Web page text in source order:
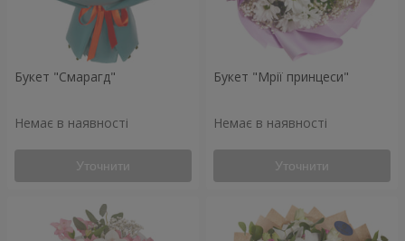
Букет "Смарагд"
Немає в наявності
Уточнити
Букет "Мрії принцеси"
Немає в наявності
Уточнити